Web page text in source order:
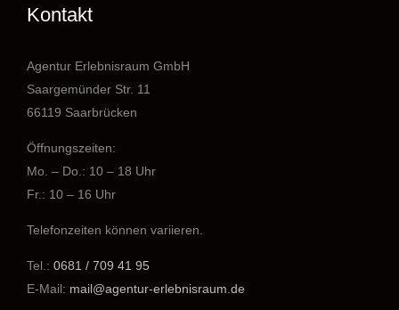
Kontakt
Agentur Erlebnisraum GmbH
Saargemünder Str. 11
66119 Saarbrücken
Öffnungszeiten:
Mo. – Do.: 10 – 18 Uhr
Fr.: 10 – 16 Uhr
Telefonzeiten können variieren.
Tel.: 0681 / 709 41 95
E-Mail: mail@agentur-erlebnisraum.de